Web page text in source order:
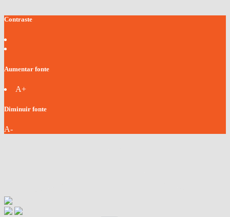
Contraste
Aumentar fonte
A+
Diminuir fonte
A-